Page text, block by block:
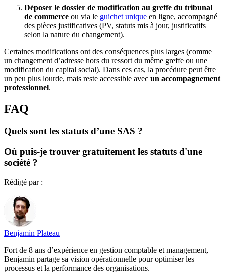
Déposer le dossier de modification au greffe du tribunal
de commerce ou via le guichet unique en ligne, accompagné
des pièces justificatives (PV, statuts mis à jour, justificatifs
selon la nature du changement).
Certaines modifications ont des conséquences plus larges (comme
un changement d’adresse hors du ressort du même greffe ou une
modification du capital social). Dans ces cas, la procédure peut être
un peu plus lourde, mais reste accessible avec un accompagnement
professionnel.
FAQ
Quels sont les statuts d’une SAS ?
Où puis-je trouver gratuitement les statuts d'une
société ?
Rédigé par :
Benjamin Plateau
Fort de 8 ans d’expérience en gestion comptable et management,
Benjamin partage sa vision opérationnelle pour optimiser les
processus et la performance des organisations.